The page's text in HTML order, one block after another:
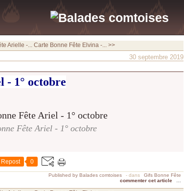
Arielle -... Carte Bonne Fête Elvina -... >>
30 septembre 2019
- 1° octobre
Fête Ariel - 1° octobre
Repost 0
Published by Balades comtoises - dans
Gifs Bonne Fête
commenter cet article